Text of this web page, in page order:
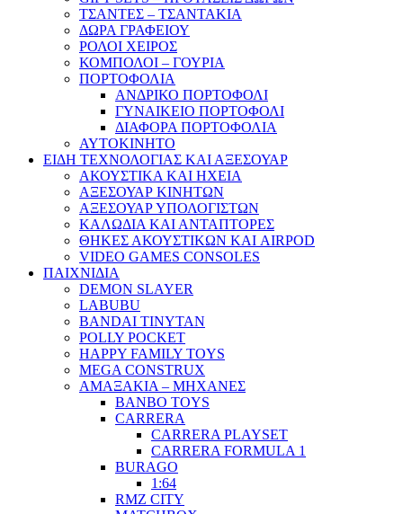
ΤΣΑΝΤΕΣ – ΤΣΑΝΤΑΚΙΑ
ΔΩΡΑ ΓΡΑΦΕΙΟΥ
ΡΟΛΟΙ ΧΕΙΡΟΣ
ΚΟΜΠΟΛΟΙ – ΓΟΥΡΙΑ
ΠΟΡΤΟΦΟΛΙΑ
ΑΝΔΡΙΚΟ ΠΟΡΤΟΦΟΛΙ
ΓΥΝΑΙΚΕΙΟ ΠΟΡΤΟΦΟΛΙ
ΔΙΑΦΟΡΑ ΠΟΡΤΟΦΟΛΙΑ
ΑΥΤΟΚΙΝΗΤΟ
ΕΙΔΗ ΤΕΧΝΟΛΟΓΙΑΣ ΚΑΙ ΑΞΕΣΟΥΑΡ
ΑΚΟΥΣΤΙΚΑ ΚΑΙ ΗΧΕΙΑ
ΑΞΕΣΟΥΑΡ ΚΙΝΗΤΩΝ
ΑΞΕΣΟΥΑΡ ΥΠΟΛΟΓΙΣΤΩΝ
ΚΑΛΩΔΙΑ ΚΑΙ ΑΝΤΑΠΤΟΡΕΣ
ΘΗΚΕΣ ΑΚΟΥΣΤΙΚΩΝ ΚΑΙ AIRPOD
VIDEO GAMES CONSOLES
ΠΑΙΧΝΙΔΙΑ
DEMON SLAYER
LABUBU
BANDAI TINYTAN
POLLY POCKET
HAPPY FAMILY TOYS
MEGA CONSTRUX
ΑΜΑΞΑΚΙΑ – ΜΗΧΑΝΕΣ
BANBO TOYS
CARRERA
CARRERA PLAYSET
CARRERA FORMULA 1
BURAGO
1:64
RMZ CITY